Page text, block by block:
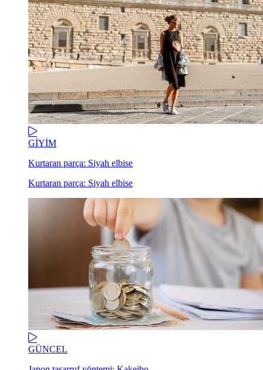
GİYİM
Kurtaran parça: Siyah elbise
Kurtaran parça: Siyah elbise
GÜNCEL